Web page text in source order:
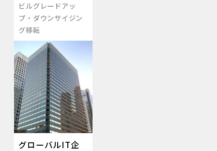
ビルグレードアッ
プ・ダウンサイジン
グ移転
グローバルIT企